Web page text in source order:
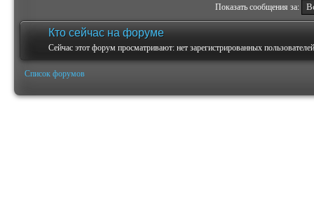
Показать сообщения за:
Кто сейчас на форуме
Сейчас этот форум просматривают: нет зарегистрированных
Список форумов